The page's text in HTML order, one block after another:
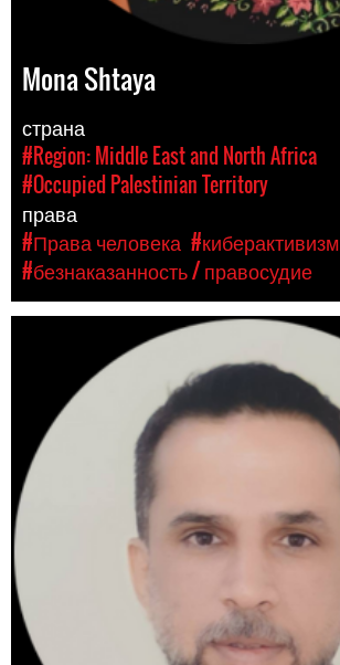
Mona Shtaya
страна
#Region: Middle East and North Africa
#Occupied Palestinian Territory
права
#Права человека #киберактивизм
#безнаказанность / правосудие